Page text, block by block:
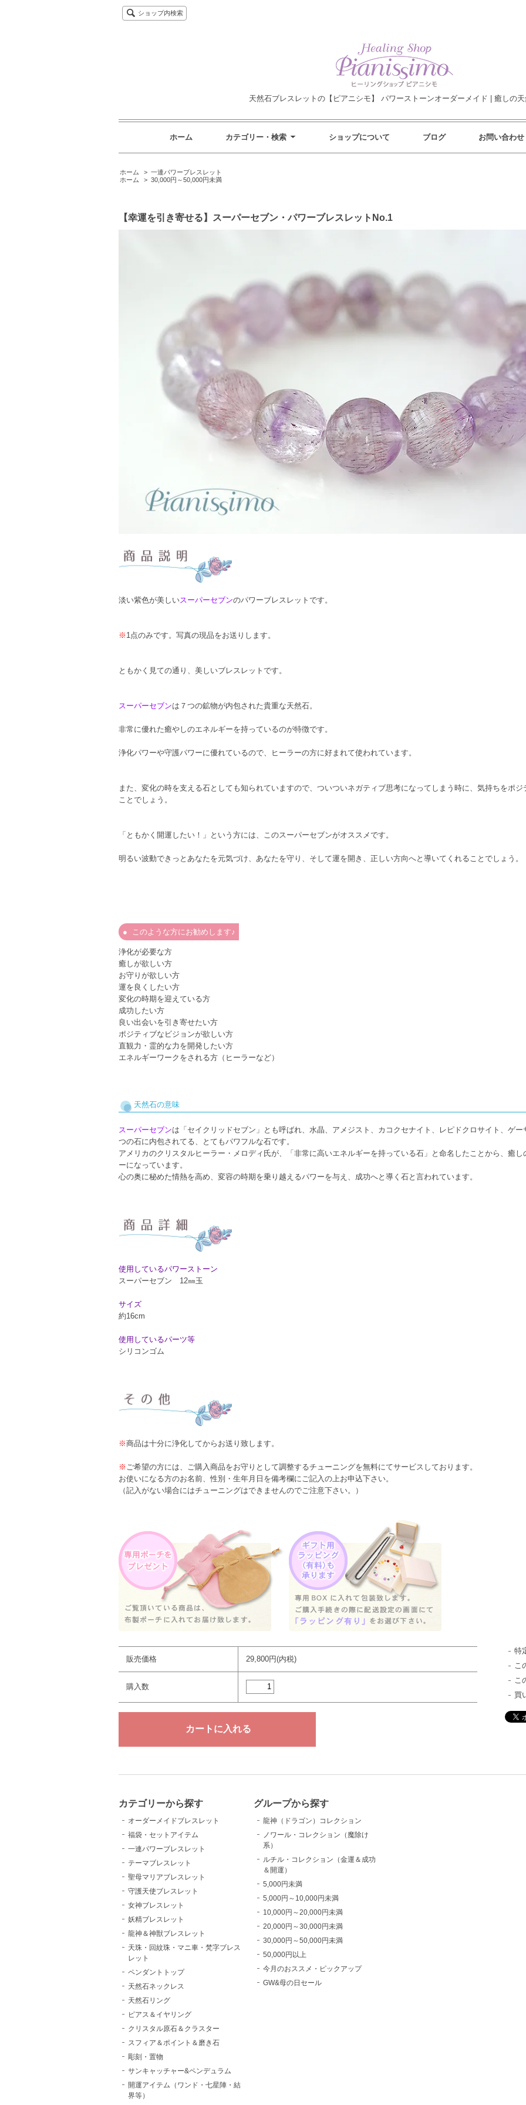
ショップ内検索
天然石ブレスレットの【ピアニシモ】 パワーストーンオーダーメイド | 癒しの
ホーム カテゴリー・検索 ショップについて ブログ お問い合わせ
ホーム > 一連パワーブレスレット
ホーム
> 30,000円～50,000円未満
【幸運を引き寄せる】スーパーセブン・パワーブレスレットNo.1
淡い紫色が美しいスーパーセブンのパワーブレスレットです。
※ 1点のみです。写真の現品をお送りします。
ともかく見ての通り、美しいブレスレットです。
スーパーセブンは７つの鉱物が内包された貴重な天然石。
非常に優れた癒やしのエネルギーを持っているのが特徴です。
浄化パワーや守護パワーに優れているので、ヒーラーの方に好まれて使われています。
また、変化の時を支える石としても知られていますので、ついついネガティブ思考になってしまう時に、気持ちをポ
ことでしょう。
「ともかく開運したい！」という方には、このスーパーセブンがオススメです。
明るい波動できっとあなたを元気づけ、あなたを守り、そして運を開き、正しい方向へと導いてくれることでしょう。
このような方にお勧めします♪
浄化が必要な方
癒しが欲しい方
お守りが欲しい方
運を良くしたい方
変化の時期を迎えている方
成功したい方
良い出会いを引き寄せたい方
ポジティブなビジョンが欲しい方
直観力・霊的な力を開発したい方
エネルギーワークをされる方（ヒーラーなど）
天然石の意味
スーパーセブンは「セイクリッドセブン」とも呼ばれ、水晶、アメジスト、カコクセナイト、レピドクロサイト、ゲ
つの石に内包されてる、とてもパワフルな石です。
アメリカのクリスタルヒーラー・メロディ氏が、「非常に高いエネルギーを持っている石」と命名したことから、癒
ーになっています。
心の奥に秘めた情熱を高め、変容の時期を乗り越えるパワーを与え、成功へと導く石と言われています。
使用しているパワーストーン
スーパーセブン 12㎜玉
サイズ
約16cm
使用しているパーツ等
シリコンゴム
※商品は十分に浄化してからお送り致します。
※ ご希望の方には、ご購入商品をお守りとして調整するチューニングを無料にてサービスしております。
お使いになる方のお名前、性別・生年月日を備考欄にご記入の上お申込下さい。
（記入がない場合にはチューニングはできませんのでご注意下さい。）
販売価格 29,800円(内税)
購入数
特
こ
こ
買
カテゴリーから探す
オーダーメイドブレスレット
福袋・セットアイテム
一連パワーブレスレット
テーマブレスレット
聖母マリアブレスレット
守護天使ブレスレット
女神ブレスレット
妖精ブレスレット
龍神＆神獣ブレスレット
天珠・回紋珠・マニ車・梵字ブレス
レット
ペンダントトップ
天然石ネックレス
天然石リング
ピアス＆イヤリング
クリスタル原石＆クラスター
スフィア＆ポイント＆磨き石
彫刻・置物
サンキャッチャー&ペンデュラム
開運アイテム（ワンド・七星陣・結
界等）
グループから探す
龍神（ドラゴン）コレクション
ノワール・コレクション（魔除け
系）
ルチル・コレクション（金運＆成功
＆開運）
5,000円未満
5,000円～10,000円未満
10,000円～20,000円未満
20,000円～30,000円未満
30,000円～50,000円未満
50,000円以上
今月のおススメ・ピックアップ
GW&母の日セール